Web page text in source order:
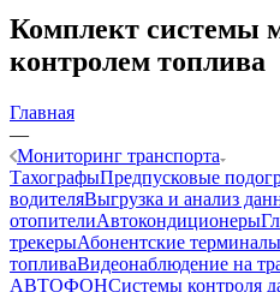
Комплект системы
контролем топлива
Главная
—
Мониторинг транспорта
ТахографыПредпусковые
водителяВыгрузка и анализ
отопителиАвтокондиционеры
трекерыАбонентские
топливаВидеонаблюдение на
АВТОФОНСистемы контроля